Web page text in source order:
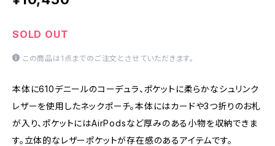
SOLD OUT
この商品は1点までのご注文とさせていただきます。
本体に610デニールのコーデュラ、ポケットに柔らかなシュリンク
レザーを使用したネックポーチ。本体にはカードや3つ折りのお札
が入り、ポケットにはAirPodsなど厚みのある小物を収納できま
す。立体的なレザーポケットが存在感のあるアイテムです。